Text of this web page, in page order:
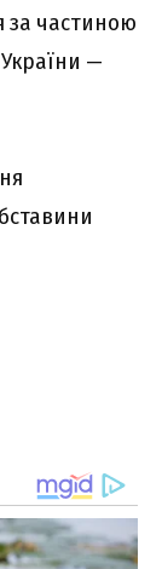
за частиною
України —